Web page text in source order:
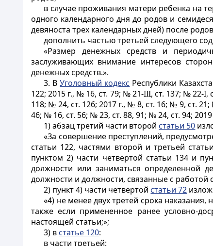
в случае проживания матери ребенка на
одного календарного дня до родов и
девяноста трех календарных дней) после
дополнить частью третьей следующего
«Размер денежных средств и
заслуживающих внимание интересов
денежных средств.».
3. ВУголовный кодекс Республики
122; 2015 г., № 16, ст. 79; № 21-III, ст. 137; № 22-
118; № 24, ст. 126; 2017 г., № 8, ст. 16; № 9, ст.
46; № 16, ст. 56; № 23, ст. 88, 91; № 24, ст. 94; 2019
1) абзац третий части второй статьи 50
«За совершение преступлений,
статьи 122, частями второй и третьей
пунктом 2) части четвертой статьи 134 и
должности или заниматься определенной
должности и должности, связанные с работой
2) пункт 4) части четвертой статьи 72
«4) не менее двух третей срока
также если примененное ранее условно-
настоящей статьи;»;
3) в статье 120:
в части третьей: